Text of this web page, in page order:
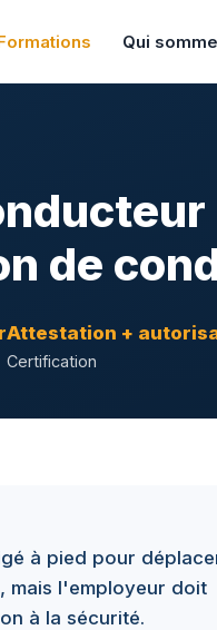
Qui
de
Attestation +
Certification
à pied pour
mais l'employeur doit
à la sécurité.